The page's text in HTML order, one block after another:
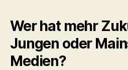
Wer hat mehr
Jungen oder
Medien?